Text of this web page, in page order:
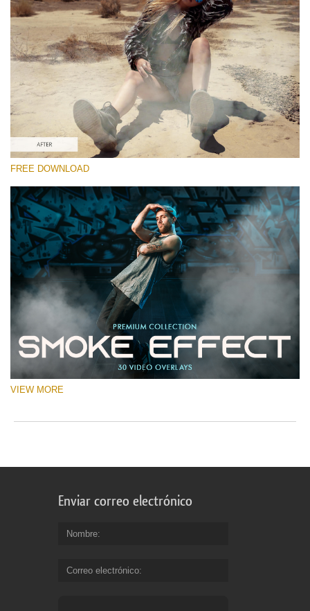
Por favor seleccione
Free Video Overlay #1
Smoke Effect
Descarga gratis
FREE DOWNLOAD
VIEW MORE
Enviar correo electrónico
Nombre
Correo electrónico